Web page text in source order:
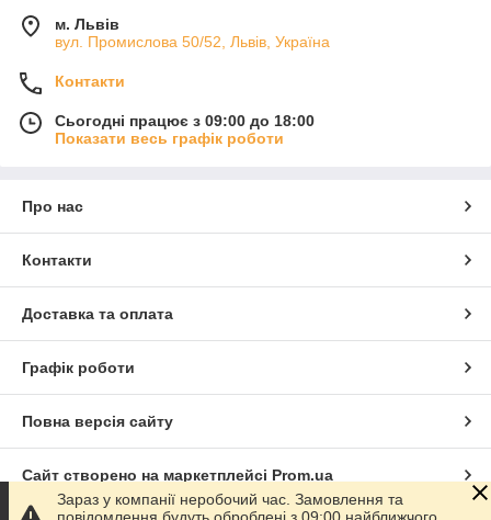
м. Львів
вул. Промислова 50/52, Львів, Україна
Контакти
Сьогодні працює з 09:00 до 18:00
Показати весь графік роботи
Про нас
Контакти
Доставка та оплата
Графік роботи
Повна версія сайту
Сайт створено на маркетплейсі Prom.ua
Зараз у компанії неробочий час. Замовлення та